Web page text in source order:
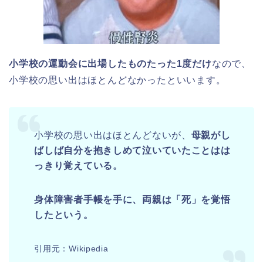
小学校の運動会に出場したものたった1度だけなので、
小学校の思い出はほとんどなかったといいます。
小学校の思い出はほとんどないが、 母親がし
ばしば自分を抱きしめて泣いていたことはは
っきり覚えている。
身体障害者手帳を手に、両親は「死」を覚悟
したという。
引用元：Wikipedia